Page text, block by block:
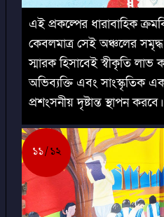
এই প্রকল্পের ধারাবাহিক
কেবলমাত্র সেই অঞ্চলের
স্মারক হিসাবেই স্বীকৃতি লাভ
অভিব্যক্তি এবং সাংস্কৃতিক
প্রশংসনীয় দৃষ্টান্ত স্থাপন করবে।
১১ ১২